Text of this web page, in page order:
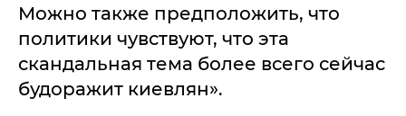
Можно также предположить, что
политики чувствуют, что эта
скандальная тема более всего сейчас
будоражит киевлян».